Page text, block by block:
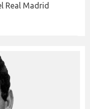
Real Madrid